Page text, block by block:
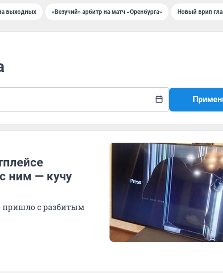
выходных «Везучий» арбитр на матч «Оренбурга» Новый врип
ним — кучу
пришло с разбитым